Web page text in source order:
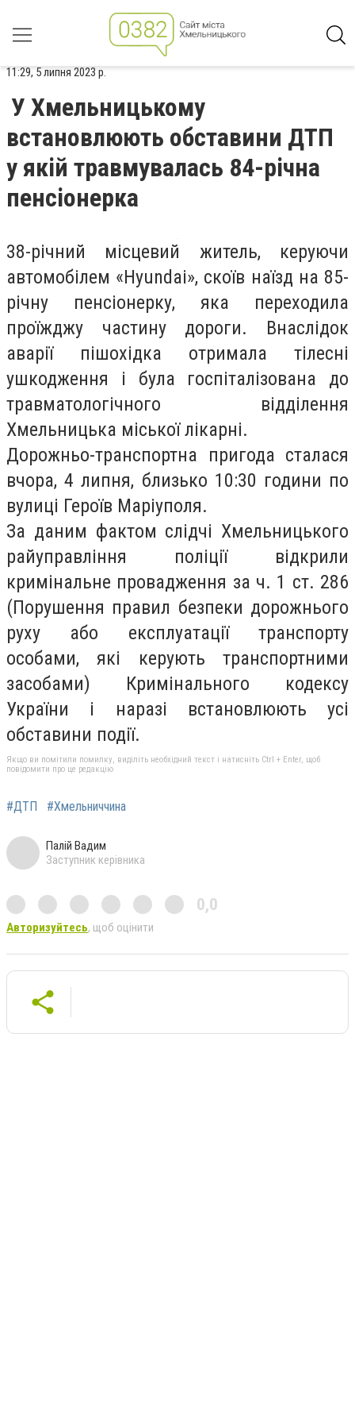
11:29, 5 липня 2023 р.
У Хмельницькому
встановлюють обставини ДТП
у якій травмувалась 84-річна
пенсіонерка
38-річний місцевий житель, керуючи
автомобілем «Hyundai», скоїв наїзд на 85-
річну пенсіонерку, яка переходила
проїжджу частину дороги. Внаслідок
аварії пішохідка отримала тілесні
ушкодження і була госпіталізована до
травматологічного відділення
Хмельницька міської лікарні.
Дорожньо-транспортна пригода сталася
вчора, 4 липня, близько 10:30 години по
вулиці Героїв Маріуполя.
За даним фактом слідчі Хмельницького
райуправління поліції відкрили
кримінальне провадження за ч. 1 ст. 286
(Порушення правил безпеки дорожнього
руху або експлуатації транспорту
особами, які керують транспортними
засобами) Кримінального кодексу
України і наразі встановлюють усі
обставини події.
Якщо ви помітили помилку, виділіть необхідний текст і натисніть Ctrl + Enter, щоб
повідомити про це редакцію
#ДТП #Хмельниччина
Палій Вадим
Заступник керівника
0,0
Авторизуйтесь, щоб оцінити